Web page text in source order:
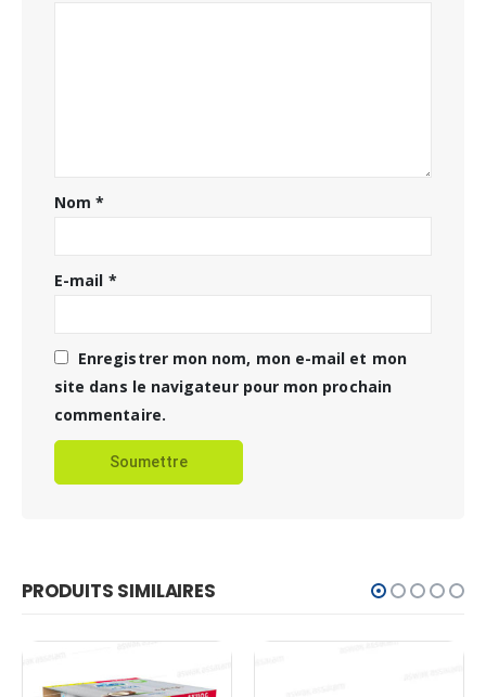
Nom*
E-mail *
Enregistrer mon nom, mon e-mail et mon
site dans le navigateur pour mon prochain
commentaire.
PRODUITS SIMILAIRES